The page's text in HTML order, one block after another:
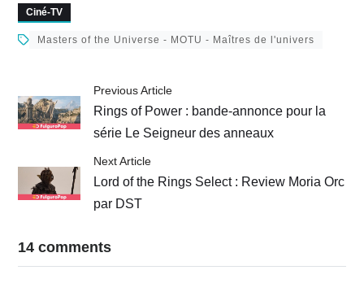
Ciné-TV
Masters of the Universe - MOTU - Maîtres de l'univers
Previous Article
Rings of Power : bande-annonce pour la
série Le Seigneur des anneaux
Next Article
Lord of the Rings Select : Review Moria Orc
par DST
14 comments